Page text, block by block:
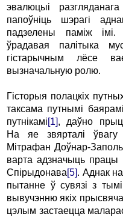
эвалюцыі
папоўніць шэрагі
падзелены паміж імі.
ўрадавая палітыка
гістарычным лёсе
вызначальную ролю.
Гісторыя полацкіх
таксама путнымі
путнікамі[1], даўно
На яе звярталі
Мітрафан Доўнар-
варта адзначыць працы
Спірыдонава[5]. Аднак
пытанне ў сувязі з
вывучэнню якіх
цэлым застаецца